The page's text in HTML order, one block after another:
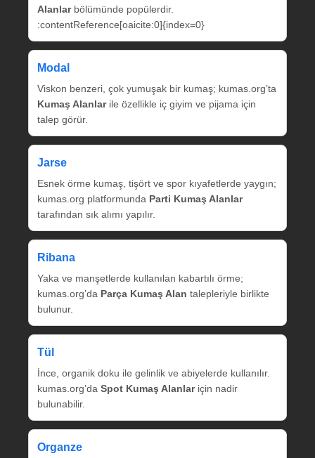
Alanlarbölümünde popülerdir.
:contentReference[oaicite:0]{index=0}
Modal
Viskon benzeri, çok yumuşak bir kumaş; kumas.org’ta
Kumaş Alanlarile özellikle iç giyim ve pijama için
talep görür.
Jarse
Esnek örme kumaş, tişört ve spor kıyafetlerde yaygın;
kumas.org platformunda Parti Kumaş Alanlar
tarafından sık alımı yapılır.
Ribana
Yaka ve manşetlerde kullanılan kabartılı örme;
kumas.org’da Parça Kumaş Alan talepleriyle birlikte
bulunur.
Tül
İnce, organik doku ile gelinlik ve abiyelerde kullanılır.
kumas.org’da Spot Kumaş Alanlariçin nadir
bulunabilir.
Organze